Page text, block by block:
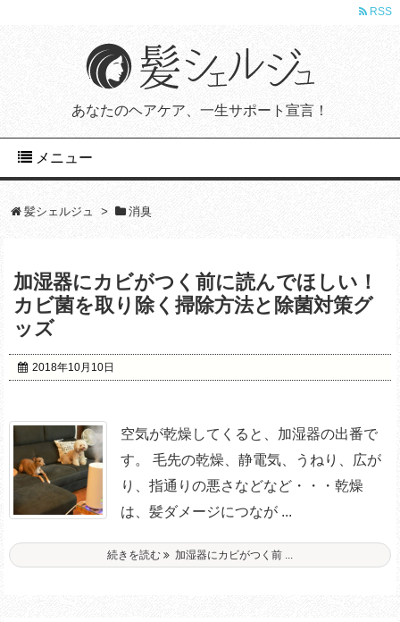
あなたのヘアケア、一生サポート宣言！
メニュー
RSS
髪シェルジュ > 消臭
加湿器にカビがつく前に読んでほしい！
カビ菌を取り除く掃除方法と除菌対策グ
ッズ
2018年10月10日
空気が乾燥してくると、加湿器の出番で
す。 毛先の乾燥、静電気、うねり、広が
り、指通りの悪さなどなど・・・乾燥
は、髪ダメージにつなが ...
続きを読む 加湿器にカビがつく前 ...